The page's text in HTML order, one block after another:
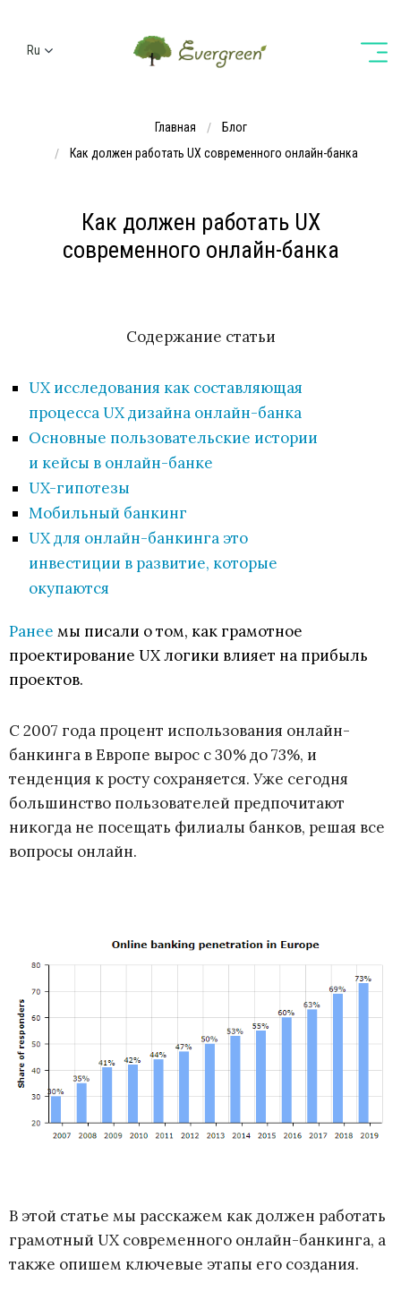
Ru
Главная
Блог
Как должен работать UX современного онлайн-банка
Как должен работать UX
современного онлайн-банка
Содержание статьи
UX исследования как составляющая
процесса UX дизайна онлайн-банка
Основные пользовательские истории
и кейсы в онлайн-банке
UX-гипотезы
Мобильный банкинг
UX для онлайн-банкинга это
инвестиции в развитие, которые
окупаются
Ранее мы писали о том, как грамотное
проектирование UX логики влияет на прибыль
проектов.
С 2007 года процент использования онлайн-
банкинга в Европе вырос с 30% до 73%, и
тенденция к росту сохраняется. Уже сегодня
большинство пользователей предпочитают
никогда не посещать филиалы банков, решая все
вопросы онлайн.
В этой статье мы расскажем как должен работать
грамотный UX современного онлайн-банкинга, а
также опишем ключевые этапы его создания.